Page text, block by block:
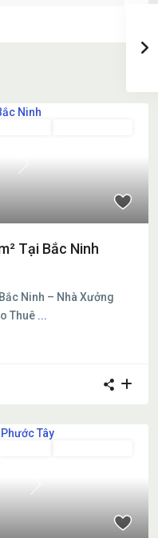
Next
Tại Bắc Ninh
Ninh – Nhà Xưởng
Thuê ...
Next